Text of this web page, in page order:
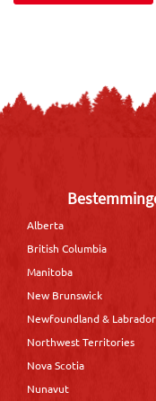
Alberta
British Columbia
Manitoba
New Brunswick
Newfoundland & Labrador
Northwest Territories
Nova Scotia
Nunavut